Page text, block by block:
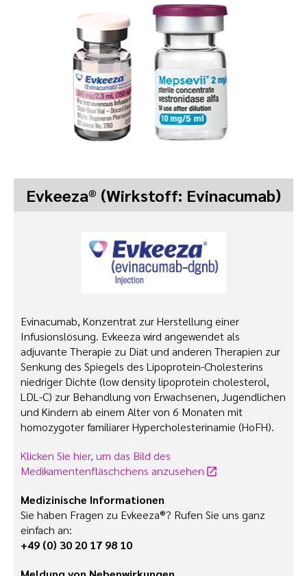
Evkeeza® (Wirkstoff: Evinacumab)
Evinacumab, Konzentrat zur Herstellung einer
Infusionslösung. Evkeeza wird angewendet als
adjuvante Therapie zu Diät und anderen Therapien zur
Senkung des Spiegels des Lipoprotein-Cholesterins
niedriger Dichte (low density lipoprotein cholesterol,
LDL-C) zur Behandlung von Erwachsenen, Jugendlichen
und Kindern ab einem Alter von 6 Monaten mit
homozygoter familiarer Hypercholesterinamie (HoFH).
Klicken Sie hier, um das Bild des
Medikamentenfläschchens anzusehen
Medizinische Informationen
Sie haben Fragen zu Evkeeza®? Rufen Sie uns ganz
einfach an:
+49 (0) 30 20 17 98 10